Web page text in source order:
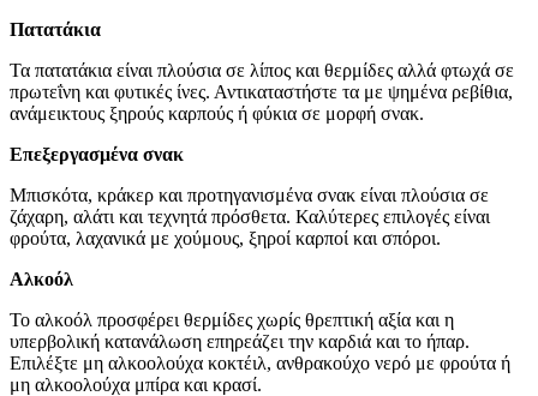
Πατατάκια
Τα πατατάκια είναι πλούσια σε λίπος και θερμίδες αλλά φτωχά σε
πρωτεΐνη και φυτικές ίνες. Αντικαταστήστε τα με ψημένα ρεβίθια,
ανάμεικτους ξηρούς καρπούς ή φύκια σε μορφή σνακ.
Επεξεργασμένα σνακ
Μπισκότα, κράκερ και προτηγανισμένα σνακ είναι πλούσια σε
ζάχαρη, αλάτι και τεχνητά πρόσθετα. Καλύτερες επιλογές είναι
φρούτα, λαχανικά με χούμους, ξηροί καρποί και σπόροι.
Αλκοόλ
Το αλκοόλ προσφέρει θερμίδες χωρίς θρεπτική αξία και η
υπερβολική κατανάλωση επηρεάζει την καρδιά και το ήπαρ.
Επιλέξτε μη αλκοολούχα κοκτέιλ, ανθρακούχο νερό με φρούτα ή
μη αλκοολούχα μπίρα και κρασί.